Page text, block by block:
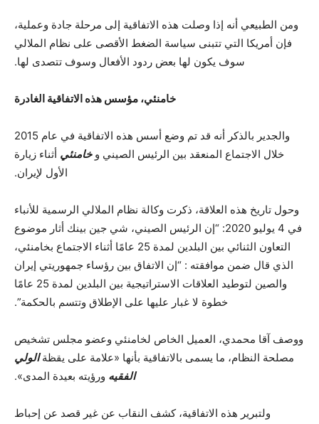
ومن الطبيعي أنه إذا وصلت هذه الاتفاقية إلى مرحلة جادة وعملية،
فإن أمريكا التي تتبنى سياسة الضغط الأقصى على نظام الملالي
سوف يكون لها بعض ردود الأفعال وسوف تتصدى لها.
خامنئي، مؤسس هذه الاتفاقية الغادرة
والجدير بالذكر أنه قد تم وضع أسس هذه الاتفاقية في عام 2015
خلال الاجتماع المنعقد بين الرئيس الصيني وخامنئي أثناء زيارة
الأول لإيران.
وحول تاريخ هذه العلاقة، ذكرت وكالة نظام الملالي الرسمية للأنباء
في 4 يوليو 2020: “إن الرئيس الصيني، شي جين بينك أثار موضوع
التعاون الثنائي بين البلدين لمدة 25 عامًا أثناء الاجتماع بخامنئي،
الذي قال ضمن موافقته : “إن الاتفاق بين رؤساء جمهوريتي إيران
والصين لتوطيد العلاقات الاستراتيجية بين البلدين لمدة 25 عامًا
خطوة لا غبار عليها على الإطلاق وتتسم بالحكمة”.
ووصف آقا محمدي، العميل الخاص لخامنئي وعضو مجلس تشخيص
مصلحة النظام، ما يسمى بالاتفاقية بأنها «علامة على يقظةالولي
الفقيه ورؤيته بعيدة المدى».
ولتبرير هذه الاتفاقية، كشف النقاب عن غير قصد عن إحباط